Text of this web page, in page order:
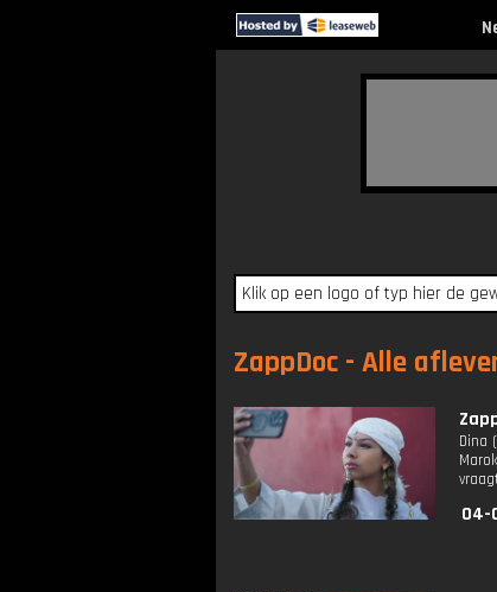
ZappDoc - Alle
Dina
04-